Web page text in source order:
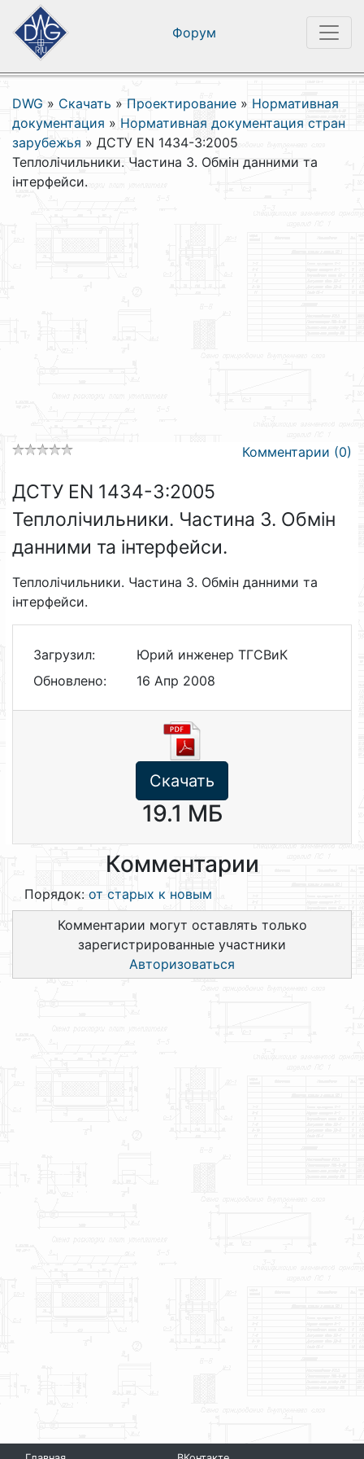
Форум
DWG » Скачать » Проектирование » Нормативная
документация » Нормативная документация стран
зарубежья » ДСТУ EN 1434-3:2005
Теплолічильники. Частина 3. Обмін данними та
інтерфейси.
Комментарии (0)
ДСТУ EN 1434-3:2005
Теплолічильники. Частина 3. Обмін
данними та інтерфейси.
Теплолічильники. Частина 3. Обмін данними та
інтерфейси.
Загрузил:
Юрий инженер ТГСВиК
Обновлено:
16 Апр 2008
Скачать
19.1 МБ
Комментарии
Порядок: от старых к новым
Комментарии могут оставлять только
зарегистрированные участники
Авторизоваться